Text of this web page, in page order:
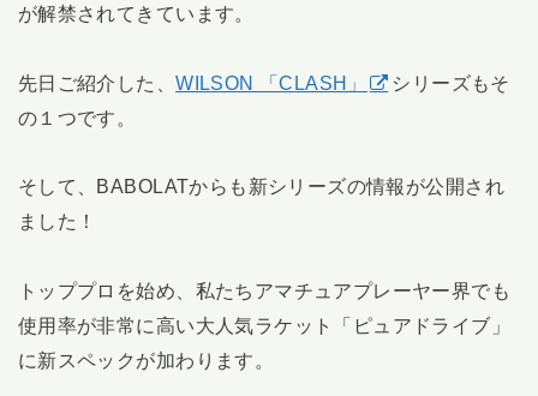
が解禁されてきています。
先日ご紹介した、WILSON 「CLASH」
シリーズもそ
の１つです。
そして、BABOLATからも新シリーズの情報が公開され
ました！
トッププロを始め、私たちアマチュアプレーヤー界でも
使用率が非常に高い大人気ラケット「ピュアドライブ」
に新スペックが加わります。